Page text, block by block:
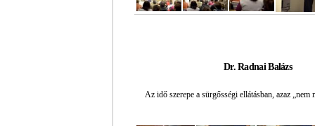
Dr. Radnai Balázs
Az idő szerepe a sürgősségi ellátásban, azaz